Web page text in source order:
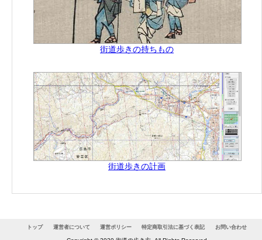
街道歩きの持ちもの
街道歩きの計画
トップ 運営者について 運営ポリシー 特定商取引法に基づく表記 お問い合わせ